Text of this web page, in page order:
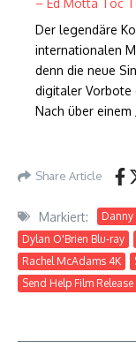
– Ed Motta Toc
Der legendäre
internationalen
denn die neue
digitaler Vorbote
Nach über einem
Share Article
Markiert:
Dylan O'Brien Blu-ray
Rachel McAdams 4K
Send Help Film Release